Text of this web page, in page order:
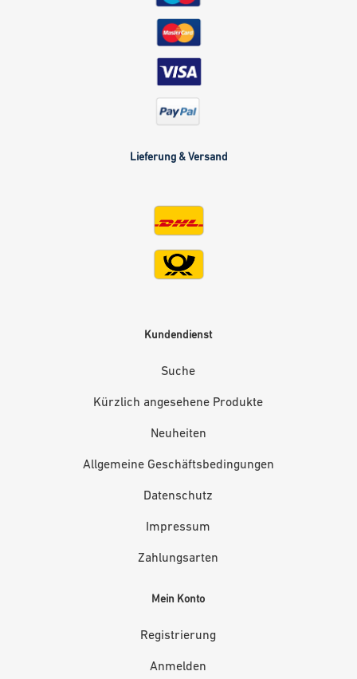
Lieferung & Versand
Kundendienst
Suche
Kürzlich angesehene Produkte
Neuheiten
Allgemeine Geschäftsbedingungen
Datenschutz
Impressum
Zahlungsarten
Mein Konto
Registrierung
Anmelden